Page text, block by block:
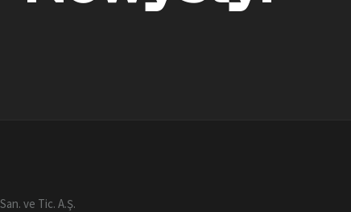
ve Tic. A.Ş.